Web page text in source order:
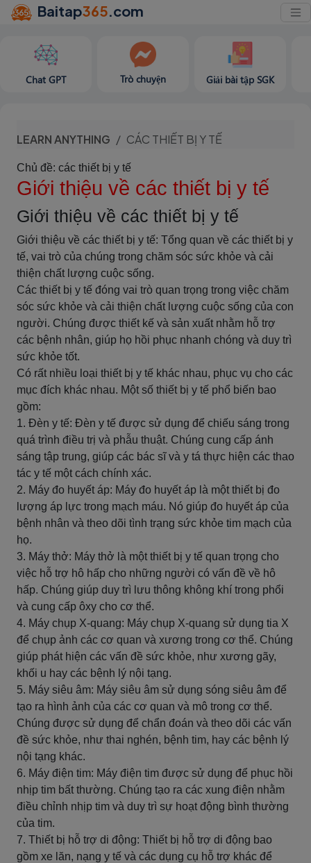
Baitap365.com
Chat GPT Trò chuyện Giải bài tập SGK
LEARN ANYTHING CÁC THIẾT BỊ Y TẾ
Chủ đề: các thiết bị y tế
Giới thiệu về các thiết bị y tế
Giới thiệu về các thiết bị y tế
Giới thiệu về các thiết bị y tế: Tổng quan về các thiết bị y
tế, vai trò của chúng trong chăm sóc sức khỏe và cải
thiện chất lượng cuộc sống.
Các thiết bị y tế đóng vai trò quan trọng trong việc chăm
sóc sức khỏe và cải thiện chất lượng cuộc sống của con
người. Chúng được thiết kế và sản xuất nhằm hỗ trợ
các bệnh nhân, giúp họ hồi phục nhanh chóng và duy trì
sức khỏe tốt.
Có rất nhiều loại thiết bị y tế khác nhau, phục vụ cho các
mục đích khác nhau. Một số thiết bị y tế phổ biến bao
gồm:
1. Đèn y tế: Đèn y tế được sử dụng để chiếu sáng trong
quá trình điều trị và phẫu thuật. Chúng cung cấp ánh
sáng tập trung, giúp các bác sĩ và y tá thực hiện các thao
tác y tế một cách chính xác.
2. Máy đo huyết áp: Máy đo huyết áp là một thiết bị đo
lượng áp lực trong mạch máu. Nó giúp đo huyết áp của
bệnh nhân và theo dõi tình trạng sức khỏe tim mạch của
họ.
3. Máy thở: Máy thở là một thiết bị y tế quan trọng cho
việc hỗ trợ hô hấp cho những người có vấn đề về hô
hấp. Chúng giúp duy trì lưu thông không khí trong phổi
và cung cấp ôxy cho cơ thể.
4. Máy chụp X-quang: Máy chụp X-quang sử dụng tia X
để chụp ảnh các cơ quan và xương trong cơ thể. Chúng
giúp phát hiện các vấn đề sức khỏe, như xương gãy,
khối u hay các bệnh lý nội tạng.
5. Máy siêu âm: Máy siêu âm sử dụng sóng siêu âm để
tạo ra hình ảnh của các cơ quan và mô trong cơ thể.
Chúng được sử dụng để chẩn đoán và theo dõi các vấn
đề sức khỏe, như thai nghén, bệnh tim, hay các bệnh lý
nội tạng khác.
6. Máy điện tim: Máy điện tim được sử dụng để phục hồi
nhịp tim bất thường. Chúng tạo ra các xung điện nhằm
điều chỉnh nhịp tim và duy trì sự hoạt động bình thường
của tim.
7. Thiết bị hỗ trợ di động: Thiết bị hỗ trợ di động bao
gồm xe lăn, nạng y tế và các dụng cụ hỗ trợ khác để